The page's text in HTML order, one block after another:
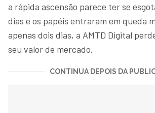
a rápida ascensão parece ter se
dias e os papéis entraram em queda
apenas dois dias, a AMTD Digital
seu valor de mercado.
CONTINUA DEPOIS DA